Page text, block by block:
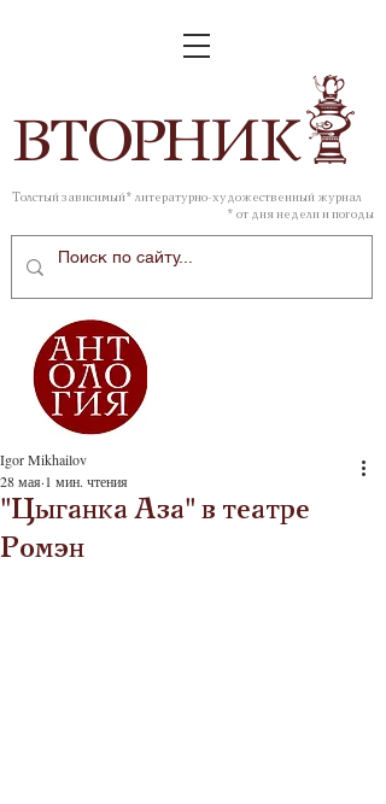
ВТОРНИК
Толстый зависимый* литературно-художественный журнал
* от дня недели и погоды
"Цыганка Аза" в театре
Ромэн
Igor Mikhailov
28 мая 1 мин. чтения